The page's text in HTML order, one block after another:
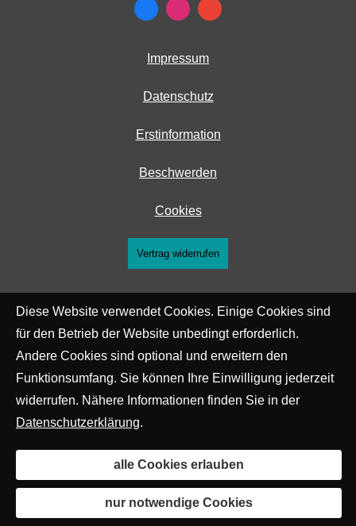
Impressum
Datenschutz
Erstinformation
Beschwerden
Cookies
Vertrag widerrufen
Diese Website verwendet Cookies. Einige Cookies sind
für den Betrieb der Website unbedingt erforderlich.
Andere Cookies sind optional und erweitern den
Funktionsumfang. Sie können Ihre Einwilligung jederzeit
widerrufen. Nähere Informationen finden Sie in der
Datenschutzerklärung.
alle Cookies erlauben
nur notwendige Cookies